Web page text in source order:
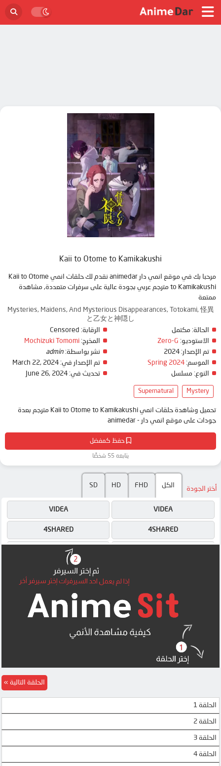
حفظ كمفضل
يتابعه 55 شخصًا
Kaii to Otome to Kamikakushi
مرحبا بك في موقع انمي دار animedar نقدم لك حلقات انمي Kaii to Otome
to Kamikakushi مترجم عربي بجودة عالية على سرفرات متعددة, مشاهدة
ممتعة
Mysteries, Maidens, And Mysterious Disappearances, Totokami, 怪異
と乙女と神隠し
الحالة: مكتمل
الاستوديو: Zero-G
تم الإصدار:
الموسم: Spring 2024
النوع: مسلسل
الرقابة:
المخرج: Mochizuki Tomomi
نشر بواسطة: admin
تم الإصدار في: March 22, 2024
تحديث في: June 26, 2024
Mystery
Supernatural
تحميل وشاهدة حلقات انمي Kaii to Otome to Kamikakushi مترجم بعدة
جودات على موقع انمي دار - animedar
أختر الجودة الكل FHD
HD
SD
OK
VIDEA
OK
VIDEA
4SHARED
4SHARED
DRIVE
الحلقة 1
الحلقة 2
الحلقة 3
الحلقة 4
الحلقة التالية